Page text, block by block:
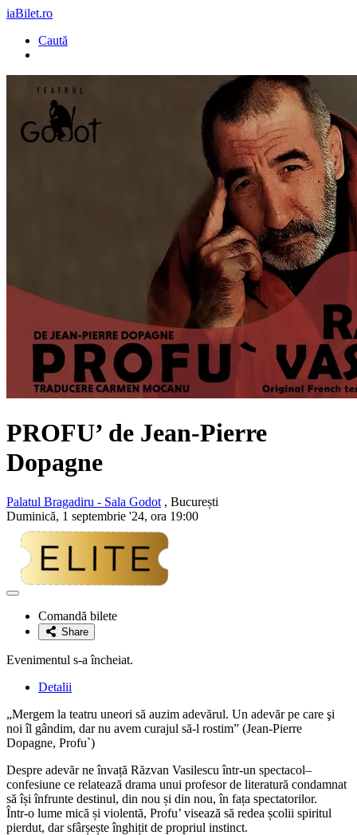
iaBilet.ro
Caută
PROFU’ de Jean-Pierre
Dopagne
Palatul Bragadiru - Sala Godot , București
Duminică, 1 septembrie '24, ora 19:00
Adaugă
favoriteComandă bilete
Share
Evenimentul s-a încheiat.
Detalii
„Mergem la teatru uneori să auzim adevărul. Un adevăr pe care şi
noi îl gândim, dar nu avem curajul să-l rostim” (Jean-Pierre
Dopagne, Profu`)
Despre adevăr ne învață Răzvan Vasilescu într-un spectacol–
confesiune ce relatează drama unui profesor de literatură condamnat
să își înfrunte destinul, din nou și din nou, în fața spectatorilor.
Într-o lume mică și violentă, Profu’ visează să redea școlii spiritul
pierdut, dar sfârșește înghițit de propriul instinct.